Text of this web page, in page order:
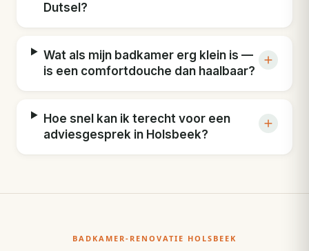
Dutsel?
Wat als mijn badkamer erg klein is —
is een comfortdouche dan haalbaar?
Hoe snel kan ik terecht voor een
adviesgesprek in Holsbeek?
BADKAMER-RENOVATIE HOLSBEEK